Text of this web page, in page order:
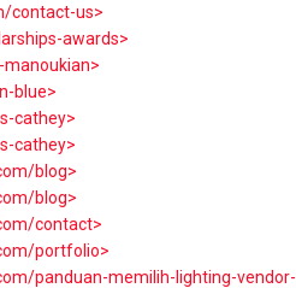
contact-us>
awards>
blue>
cathey>
cathey>
blog>
blog>
contact>
portfolio>
panduan-memilih-lighting-vendor-